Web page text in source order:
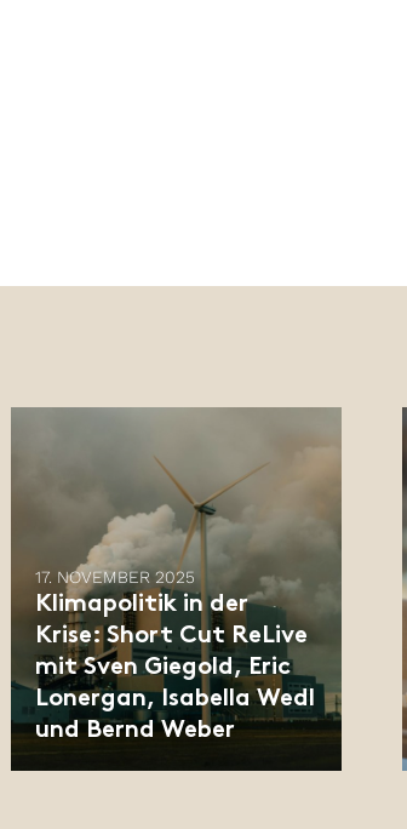
17. NOVEMBER 2025
Klimapolitik in der
Krise: Short Cut ReLive
mit Sven Giegold, Eric
Lonergan, Isabella Wedl
und Bernd Weber